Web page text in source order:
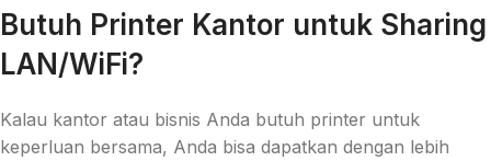
Butuh Printer Kantor untuk Sharing
LAN/WiFi?
Kalau kantor atau bisnis Anda butuh printer untuk
keperluan bersama, Anda bisa dapatkan dengan lebih